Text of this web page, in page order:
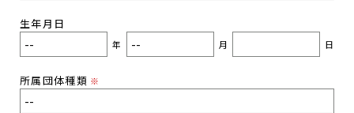
生年月日
年 月 日
所属団体種類 ※